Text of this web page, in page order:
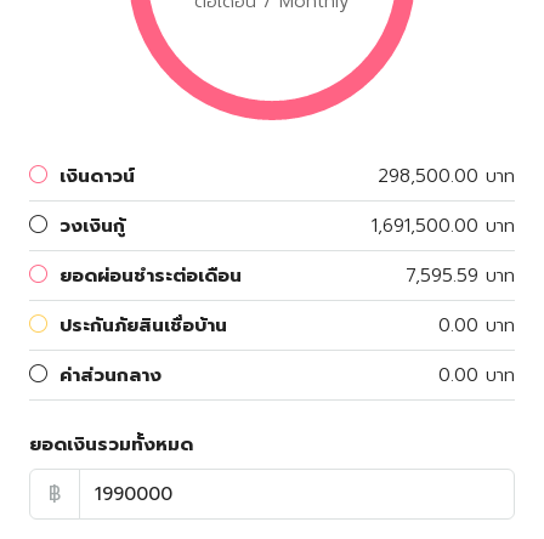
เงินดาวน์
298,500.00 บาท
วงเงินกู้
1,691,500.00 บาท
ยอดผ่อนชำระต่อเดือน
7,595.59 บาท
ประกันภัยสินเชื่อบ้าน
0.00 บาท
ค่าส่วนกลาง
0.00 บาท
ยอดเงินรวมทั้งหมด
฿